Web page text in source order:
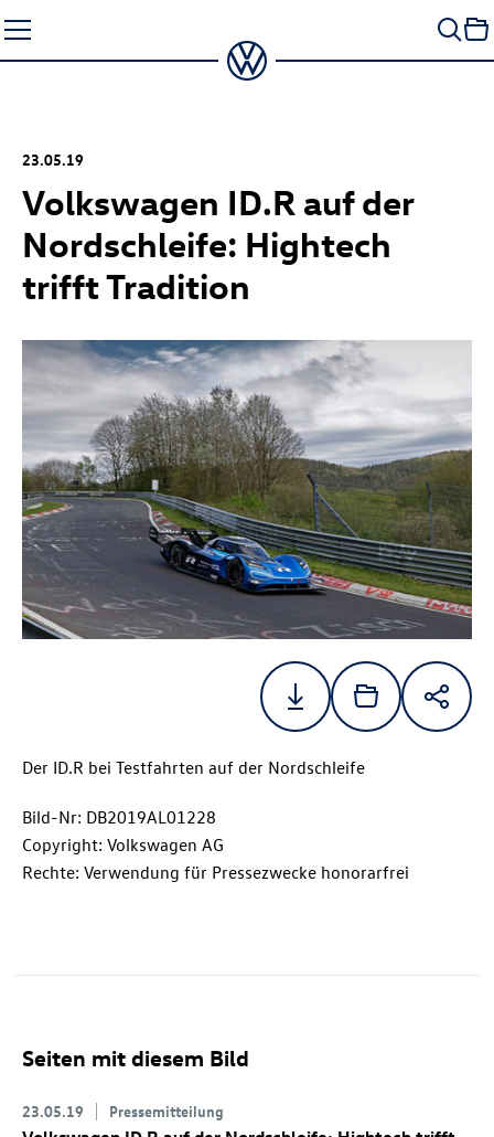
Seiteninhalt
springen
23.05.19
Volkswagen ID.R auf der
Nordschleife: Hightech
trifft Tradition
Der ID.R bei Testfahrten auf der Nordschleife
Bild-Nr: DB2019AL01228
Copyright: Volkswagen AG
Rechte: Verwendung für Pressezwecke honorarfrei
Seiten mit diesem Bild
23.05.19 Pressemitteilung